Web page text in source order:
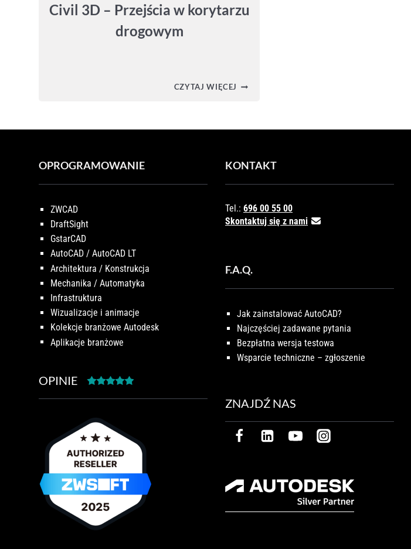
Civil 3D – Przejścia w korytarzu
drogowym
CZYTAJ WIĘCEJ CIVIL
OPROGRAMOWANIE
ZWCAD
DraftSight
GstarCAD
AutoCAD / AutoCAD LT
Architektura / Konstrukcja
Mechanika / Automatyka
Infrastruktura
Wizualizacje i animacje
Kolekcje branżowe Autodesk
Aplikacje branżowe
OPINIE
KONTAKT
Tel.: 696 00 55 00
Skontaktuj się z nami
F.A.Q.
Jak zainstalować AutoCAD?
Najczęściej zadawane pytania
Bezpłatna wersja testowa
Wsparcie techniczne – zgłoszenie
ZNAJDŹ NAS